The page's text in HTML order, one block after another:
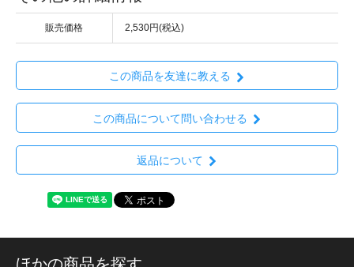
販売価格 2,530円(税込)
この商品を友達に教える
この商品について問い合わせる
返品について